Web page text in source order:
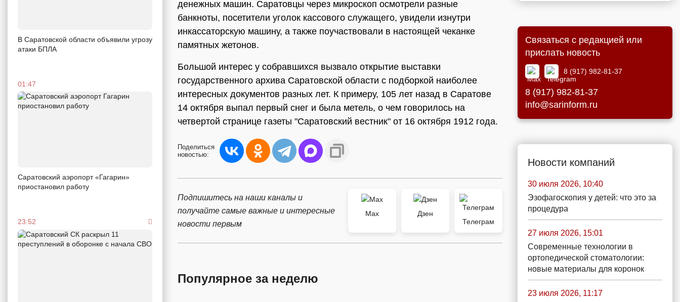
В Саратовской области объявили угрозу
атаки БПЛА
01:47
Саратовский аэропорт «Гагарин»
приостановил работу
23:52
денежных машин. Саратовцы через микроскоп осмотрели разные
банкноты, посетители уголок кассового служащего, увидели изнутри
инкассаторскую машину, а также поучаствовали в настоящей чеканке
памятных жетонов.
Большой интерес у собравшихся вызвало открытие выставки
государственного архива Саратовской области с подборкой наиболее
интересных документов разных лет. К примеру, 105 лет назад в Саратове
14 октября выпал первый снег и была метель, о чем говорилось на
четвертой странице газеты "Саратовский вестник" от 16 октября 1912 года.
Поделиться
новостью:
Подпишитесь на наши каналы и
получайте самые важные и интересные
новости первым
Max
Дзен
Телеграм
Популярное за неделю
Связаться с редакцией или
прислать новость
8 (917) 982-81-37
8 (917) 982-81-37
info@sarinform.ru
Новости компаний
30 июля 2026, 10:40
Эзофагоскопия у детей: что это за
процедура
27 июля 2026, 15:01
Современные технологии в
ортопедической стоматологии:
новые материалы для коронок
23 июля 2026, 11:17